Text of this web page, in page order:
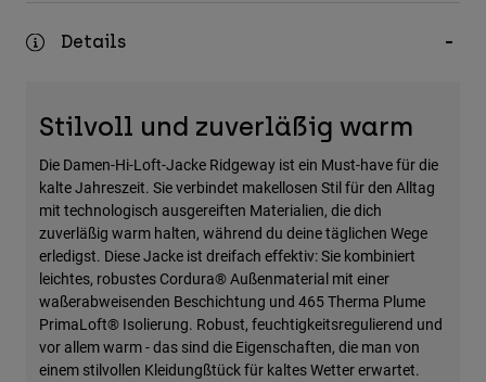
Hüte & Mützen
Alle anzeigen
Details
Stilvoll und zuverläßig warm
Die Damen-Hi-Loft-Jacke Ridgeway ist ein Must-have für die
kalte Jahreszeit. Sie verbindet makellosen Stil für den Alltag
mit technologisch ausgereiften Materialien, die dich
zuverläßig warm halten, während du deine täglichen Wege
erledigst. Diese Jacke ist dreifach effektiv: Sie kombiniert
leichtes, robustes Cordura® Außenmaterial mit einer
waßerabweisenden Beschichtung und 465 Therma Plume
PrimaLoft® Isolierung. Robust, feuchtigkeitsregulierend und
vor allem warm - das sind die Eigenschaften, die man von
einem stilvollen Kleidungßtück für kaltes Wetter erwartet.